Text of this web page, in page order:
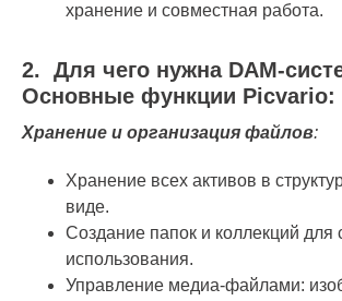
хранение и совместная работа.
2. Для чего нужна DAM-
Основные функции Picvario:
Хранение и организация файлов:
Хранение всех активов в
виде.
Создание папок и коллекций для
использования.
Управление медиа-файлами: